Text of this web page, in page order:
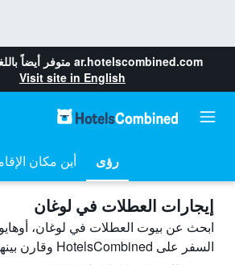
ar.hotelscombined.com متوفر أيضاً
Visit site in English
رؤى أين مكان
إيجارات العطلات في لوغان
ابحث عن بيوت العطلات في لوغان،
السفر على HotelsCombined وقارن بينها ووفّر.